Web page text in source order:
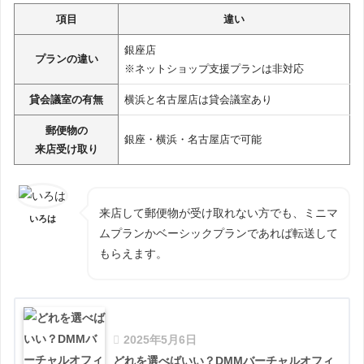
項目 違い
プランの違い
銀座店
※ネットショップ支援プランは非対応
貸会議室の有無 横浜と名古屋店は貸会議室あり
郵便物の
来店受け取り
銀座・横浜・名古屋店で可能
いろは
来店して郵便物が受け取れない方でも、ミニマ
ムプランかベーシックプランであれば転送して
もらえます。
2025年5月6日
どれを選べばいい？DMMバーチャルオフィ